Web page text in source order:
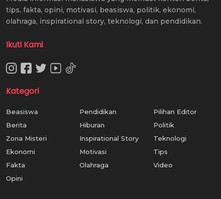
tips, fakta, opini, motivasi, beasiswa, politik, ekonomi,
olahraga, inspirational story, teknologi, dan pendidikan.
Ikuti Kami
Kategori
Beasiswa
Berita
Zona Misteri
Ekonomi
Fakta
Opini
Pendidikan
Hiburan
Inspirational Story
Motivasi
Olahraga
Pilihan Editor
Politik
Teknologi
Tips
Video